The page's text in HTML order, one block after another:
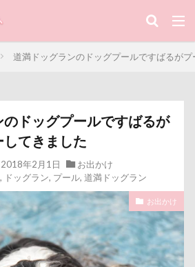
ング2018
ィング
カメラ
カフェ
ンク
ウィルくん
インテリア
インターペット2017
キャバリアーズユニフォーム
道満ドッグランのドッグプールですばるが
ドッグプールですばるが
てきました
2018年2月1日
お出かけ
, ドッグラン, プール, 道満ドッグラン
お出かけ
写真パネル 前橋市
没！アド街ック天国
冷蔵庫
写真教室
写真撮影
動物殺処分ゼロ
八重桜